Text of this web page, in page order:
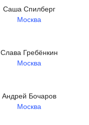
Саша Спилберг
Москва
Слава Гребёнкин
Москва
Андрей Бочаров
Москва